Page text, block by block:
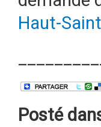
Haut-
Posté